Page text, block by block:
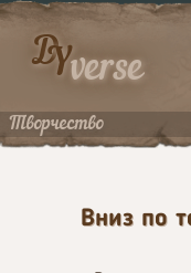
DYverse
Творчество
Вниз по